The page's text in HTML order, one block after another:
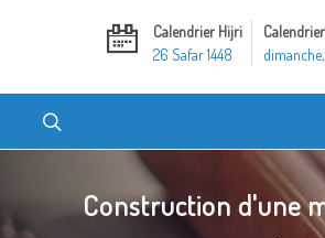
Calendrier Hijri
26 Safar 1448
Construction d'une